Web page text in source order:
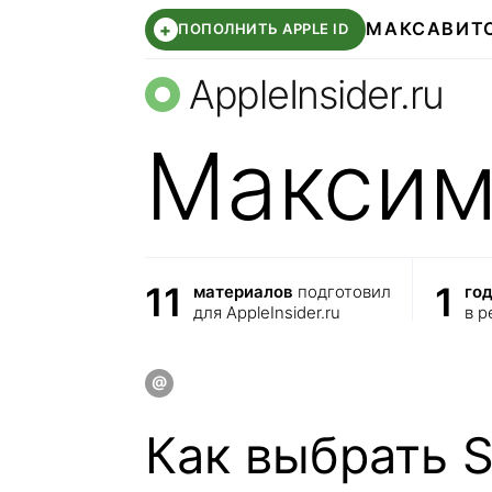
+ ПОПОЛНИТЬ APPLE ID МАКС
AppleInsider.ru
11 материалов подготовил
для AppleInsider.ru
1
год
в
Как выбрать